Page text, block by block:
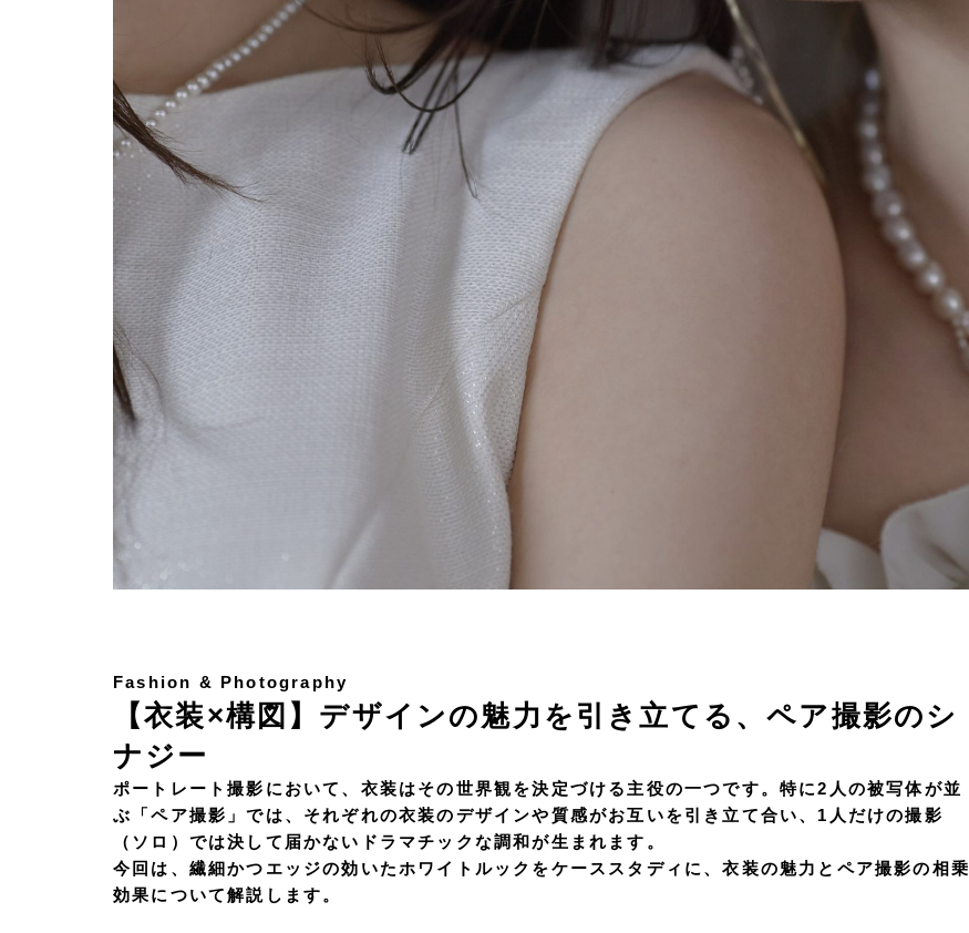
Fashion & Photography
【衣装×構図】デザインの魅力を引き立てる、ペア撮影のシ
ナジー
ポートレート撮影において、衣装はその世界観を決定づける主役の一つです。特に2人の被写体が並
ぶ「ペア撮影」では、それぞれの衣装のデザインや質感がお互いを引き立て合い、1人だけの撮影
（ソロ）では決して届かないドラマチックな調和が生まれます。
今回は、繊細かつエッジの効いたホワイトルックをケーススタディに、衣装の魅力とペア撮影の相乗
効果について解説します。